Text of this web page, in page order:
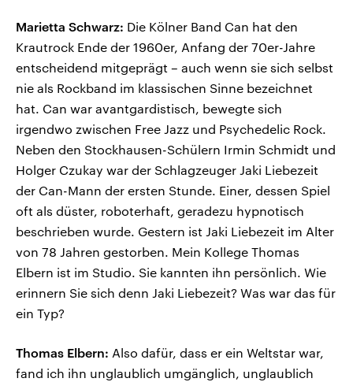
Marietta Schwarz: Die Kölner Band Can hat den
Krautrock Ende der 1960er, Anfang der 70er-Jahre
entscheidend mitgeprägt – auch wenn sie sich selbst
nie als Rockband im klassischen Sinne bezeichnet
hat. Can war avantgardistisch, bewegte sich
irgendwo zwischen Free Jazz und Psychedelic Rock.
Neben den Stockhausen-Schülern Irmin Schmidt und
Holger Czukay war der Schlagzeuger Jaki Liebezeit
der Can-Mann der ersten Stunde. Einer, dessen Spiel
oft als düster, roboterhaft, geradezu hypnotisch
beschrieben wurde. Gestern ist Jaki Liebezeit im Alter
von 78 Jahren gestorben. Mein Kollege Thomas
Elbern ist im Studio. Sie kannten ihn persönlich. Wie
erinnern Sie sich denn Jaki Liebezeit? Was war das für
ein Typ?
Thomas Elbern: Also dafür, dass er ein Weltstar war,
fand ich ihn unglaublich umgänglich, unglaublich